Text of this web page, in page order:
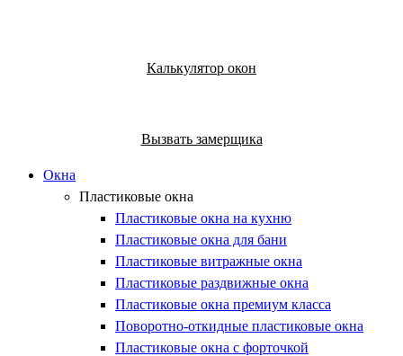
Калькулятор окон
Вызвать замерщика
Окна
Пластиковые окна
Пластиковые окна на кухню
Пластиковые окна для бани
Пластиковые витражные окна
Пластиковые раздвижные окна
Пластиковые окна премиум класса
Поворотно-откидные пластиковые окна
Пластиковые окна с форточкой